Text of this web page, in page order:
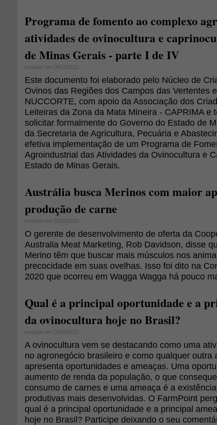
Programa de fomento ao complexo
atividades de ovinocultura e
de Minas Gerais - parte I de IV
postado em 06/10/2011
Este documento foi elaborado pelo Núcleo de
Ovinos das Regiões dos Campos das Vertentes
NUCCORTE, com apoio da Associação dos
Leiteiras da Zona da Mata Mineira - CAPRIMA e
solicitar formalmente do Governo do Estado de
da Secretaria de Agricultura, Pecuária e
efetiva implementação de um Programa de
Agroindustrial das Atividades da Ovinocultura e
Estado de Minas Gerais.
Austrália busca Merinos com maior
produção de carne
postado em 22/09/2011
O gerente de desenvolvimento de oferta da
Australia Meat Marketing, Rob Davidson, disse
Merino têm que buscar mais músculos nos
precocidade em suas ovelhas. Isso foi dito na
2020 que ocorreu em Wagga Wagga há pouco
Qual é a principal oportunidade e a
da ovinocultura hoje no Brasil?
postado em 06/09/2011
A ovinocultura vem se destacando como uma
no agronegócio brasileiro e como qualquer outra
apresenta oportunidades e ameaças. Uma
aumento de renda da população, o que
consumo de carnes e uma ameaça é a
produtivas mais desenvolvidas. O FarmPoint
qual é a principal oportunidade e a principal
hoje no Brasil? Participe deixando o seu